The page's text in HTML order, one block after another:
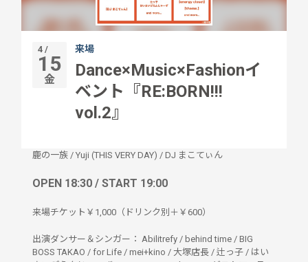
4 /
15
金
来場
Dance×Music×Fashionイ
ベント『RE:BORN!!!
vol.2』
鹿の一族 / Yuji (THIS VERY DAY) / DJ まこてぃん
OPEN 18:30 / START 19:00
来場チケット￥1,000（ドリンク別＋￥600）
出演ダンサー＆シンガー： Abilitrefy / behind time / BIG
BOSS TAKAO / for Life / mei+kino / 大塚店長 / 辻っ子 / はい